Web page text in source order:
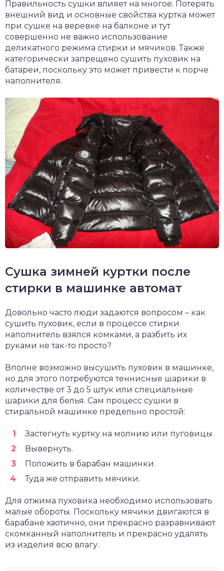
Правильность сушки влияет на многое. Потерять
внешний вид и основные свойства куртка может
при сушке на веревке на балконе и тут
совершенно не важно использование
деликатного режима стирки и мячиков. Также
категорически запрещено сушить пуховик на
батареи, поскольку это может привести к порче
наполнителя.
Сушка зимней куртки после
стирки в машинке автомат
Довольно часто люди задаются вопросом – как
сушить пуховик, если в процессе стирки
наполнитель взялся комками, а разбить их
руками не так-то просто?
Вполне возможно высушить пуховик в машинке,
но для этого потребуются теннисные шарики в
количестве от 3 до 5 штук или специальные
шарики для белья. Сам процесс сушки в
стиральной машинке предельно простой:
Застегнуть куртку на молнию или пуговицы.
Вывернуть.
Положить в барабан машинки.
Туда же отправить мячики.
Для отжима пуховика необходимо использовать
малые обороты. Поскольку мячики двигаются в
барабане хаотично, они прекрасно разравнивают
скомканный наполнитель и прекрасно удалять
из изделия всю влагу.